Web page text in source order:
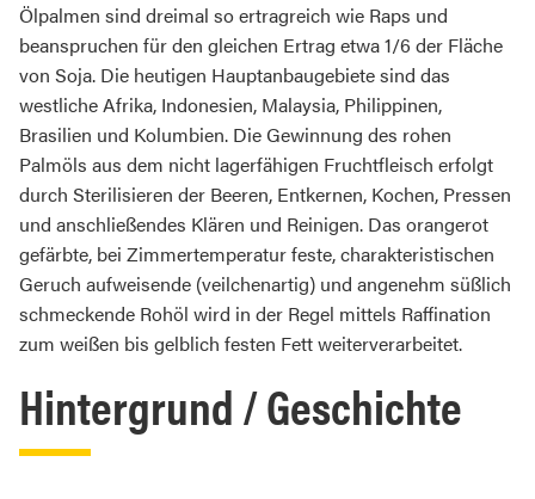
Ölpalmen sind dreimal so ertragreich wie Raps und
beanspruchen für den gleichen Ertrag etwa 1/6 der Fläche
von Soja. Die heutigen Hauptanbaugebiete sind das
westliche Afrika, Indonesien, Malaysia, Philippinen,
Brasilien und Kolumbien. Die Gewinnung des rohen
Palmöls aus dem nicht lagerfähigen Fruchtfleisch erfolgt
durch Sterilisieren der Beeren, Entkernen, Kochen, Pressen
und anschließendes Klären und Reinigen. Das orangerot
gefärbte, bei Zimmertemperatur feste, charakteristischen
Geruch aufweisende (veilchenartig) und angenehm süßlich
schmeckende Rohöl wird in der Regel mittels Raffination
zum weißen bis gelblich festen Fett weiterverarbeitet.
Hintergrund / Geschichte